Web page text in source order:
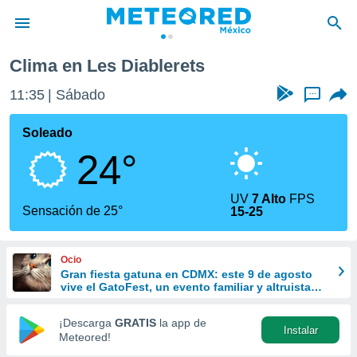
de
ha sido
calidad.
a este
las
y
forma
digital
basada
Clima en Les Diablerets
11:35 Sábado ...
Soleado
24°
Sensación de 25°
UV7 Alto FPS
15-25
Ocio
Gran fiesta gatuna en CDMX: este 9 de agosto
vive el GatoFest, un evento familiar y altruista
¡Descarga GRATIS la app de
Meteored!
Instalar